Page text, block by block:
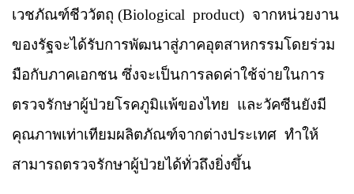
เวชภัณฑ์ชีววัตถุ (Biological product) จากหน่วยงาน
ของรัฐจะได้รับการพัฒนาสู่ภาคอุตสาหกรรมโดยร่วม
มือกับภาคเอกชน ซึ่งจะเป็นการลดค่าใช้จ่ายในการ
ตรวจรักษาผู้ป่วยโรคภูมิแพ้ของไทย และวัคซีนยังมี
คุณภาพเท่าเทียมผลิตภัณฑ์จากต่างประเทศ ทำให้
สามารถตรวจรักษาผู้ป่วยได้ทั่วถึงยิ่งขึ้น